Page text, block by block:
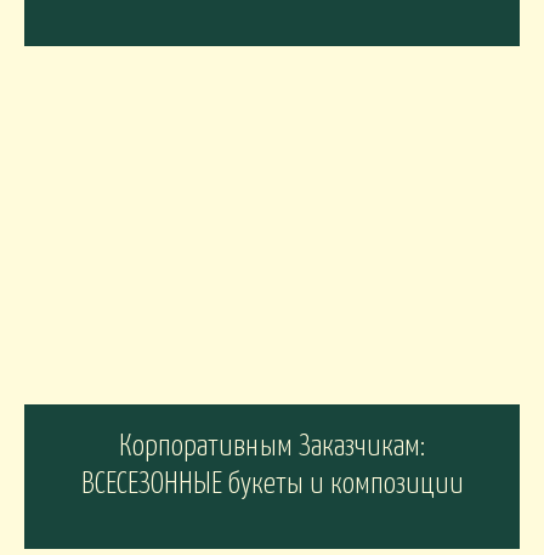
Корпоративным Заказчикам:
ВСЕСЕЗОННЫЕ букеты и композиции